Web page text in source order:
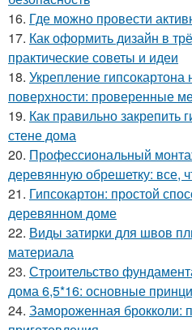
16. Где можно провести
17. Как оформить дизайн в
практические советы и идеи
18. Укрепление гипсокартона
поверхности: проверенные
19. Как правильно закрепить
стене дома
20. Профессиональный
деревянную обрешетку: все,
21. Гипсокартон: простой
деревянном доме
22. Виды затирки для швов
материала
23. Строительство
дома 6,5*16: основные
24. Замороженная брокколи: